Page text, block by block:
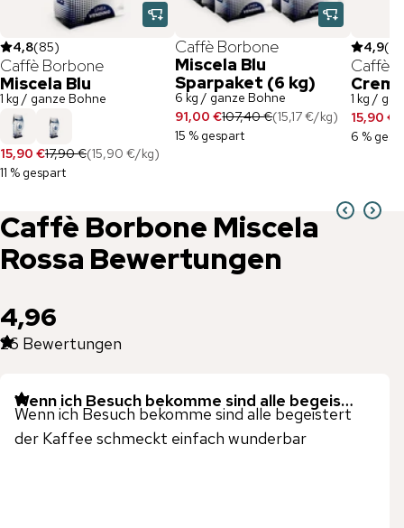
4,8(85)
Caffè Borbone
Miscela Blu
1 kg / ganze Bohne
15,90 €17,90 €(15,90 €/kg)
11 % gespart
Caffè Borbone
Miscela Blu
Sparpaket (6 kg)
6 kg / ganze Bohne
91,00 €107,40 €(15,17 €/kg)
15 % gespart
4,9(
Caffè
1 kg /
15,90 €
6 %
Caffè Borbone Miscela
Rossa Bewertungen
4,96
26 Bewertungen
Wenn ich Besuch bekomme sind alle begeis…
Wenn ich Besuch bekomme sind alle begeistert
der Kaffee schmeckt einfach wunderbar